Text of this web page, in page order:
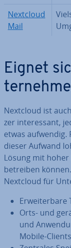
Nextcloud
Mail
Eignet
Nextcloud ist
zer in­ter­es­sant,
etwas aufwendig.
dieser Aufwand
Lösung mit
betreiben
Nextcloud für
Er­wei­ter­ba­re
Orts- und
und
Mobile-Clients